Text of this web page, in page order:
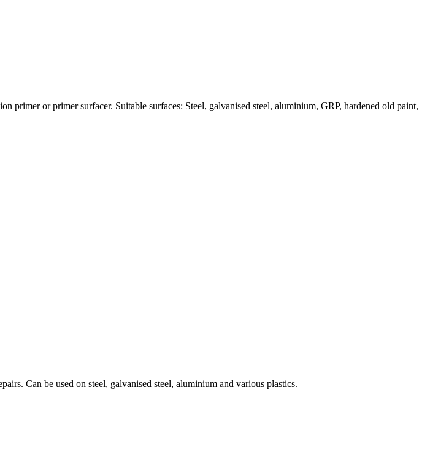
primer or primer surfacer. Suitable surfaces: Steel, galvanised steel, aluminium, GRP, hardened old paint,
Can be used on steel, galvanised steel, aluminium and various plastics.